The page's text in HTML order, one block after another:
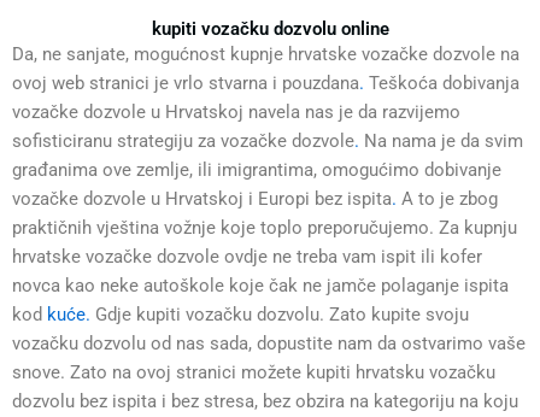
kupiti vozačku dozvolu online
Da, ne sanjate, mogućnost kupnje hrvatske vozačke dozvole na
ovoj web stranici je vrlo stvarna i pouzdana. Teškoća dobivanja
vozačke dozvole u Hrvatskoj navela nas je da razvijemo
sofisticiranu strategiju za vozačke dozvole. Na nama je da svim
građanima ove zemlje, ili imigrantima, omogućimo dobivanje
vozačke dozvole u Hrvatskoj i Europi bez ispita. A to je zbog
praktičnih vještina vožnje koje toplo preporučujemo. Za kupnju
hrvatske vozačke dozvole ovdje ne treba vam ispit ili kofer
novca kao neke autoškole koje čak ne jamče polaganje ispita
kod kuće. Gdje kupiti vozačku dozvolu. Zato kupite svoju
vozačku dozvolu od nas sada, dopustite nam da ostvarimo vaše
snove. Zato na ovoj stranici možete kupiti hrvatsku vozačku
dozvolu bez ispita i bez stresa, bez obzira na kategoriju na koju